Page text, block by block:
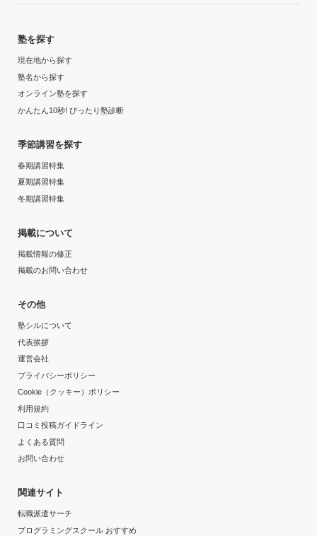
塾を探す
現在地から探す
塾名から探す
オンライン塾を探す
かんたん10秒! ぴったり塾診断
季節講習を探す
春期講習特集
夏期講習特集
冬期講習特集
掲載について
掲載情報の修正
掲載のお問い合わせ
その他
塾シルについて
代表挨拶
運営会社
プライバシーポリシー
Cookie（クッキー）ポリシー
利用規約
口コミ投稿ガイドライン
よくある質問
お問い合わせ
関連サイト
転職派遣サーチ
プログラミングスクール おすすめ